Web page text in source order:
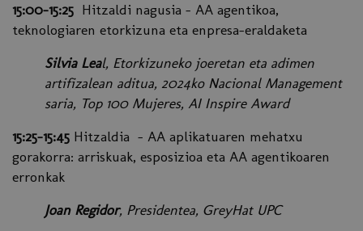
15:00-15:25 Hitzaldi nagusia - AA agentikoa,
teknologiaren etorkizuna eta enpresa-eraldaketa
Silvia Leal, Etorkizuneko joeretan eta adimen
artifizalean aditua, 2024ko Nacional Management
saria, Top 100 Mujeres, AI Inspire Award
15:25-15:45 Hitzaldia - AA aplikatuaren mehatxu
gorakorra: arriskuak, esposizioa eta AA agentikoaren
erronkak
Joan Regidor, Presidentea, GreyHat UPC